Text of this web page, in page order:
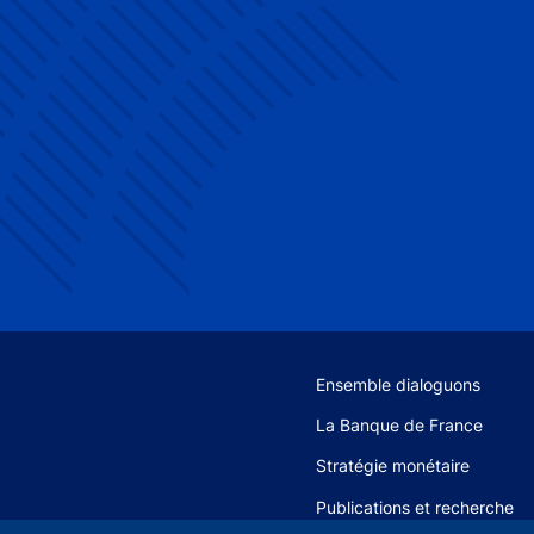
Site navigation
Ensemble dialoguons
La Banque de France
Stratégie monétaire
Publications et recherche